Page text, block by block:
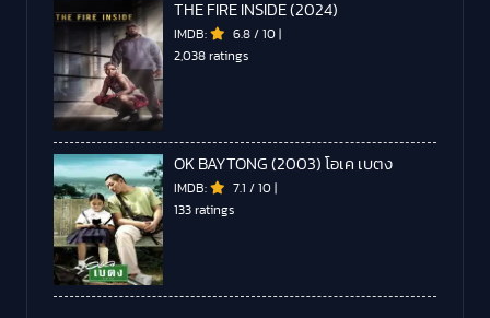
THE FIRE INSIDE (2024)
IMDB: 6.8 / 10 |
2,038 ratings
OK BAYTONG (2003) โอเค เบตง
IMDB: 7.1 / 10 |
133 ratings